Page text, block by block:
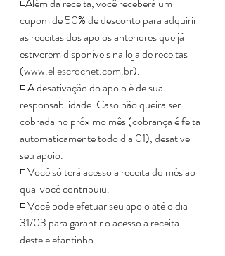
cupom de 50% de desconto para adquirir
as receitas dos apoios anteriores que já
estiverem disponíveis na loja de receitas
(www.ellescrochet.com.br).
◽️ A desativação do apoio é de sua
responsabilidade. Caso não queira ser
cobrada no próximo mês (cobrança é feita
automaticamente todo dia 01), desative
seu apoio.
◽️ Você só terá acesso a receita do mês ao
qual você contribuiu.
◽️ Você pode efetuar seu apoio até o dia
31/03 para garantir o acesso a receita
deste elefantinho.